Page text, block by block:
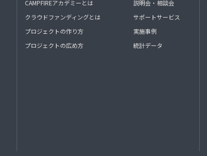
CAMPFIREアカデミーとは
クラウドファンディングとは
プロジェクトの作り方
プロジェクトの広め方
説明会・相談会
サポートサービス
実施事例
統計データ